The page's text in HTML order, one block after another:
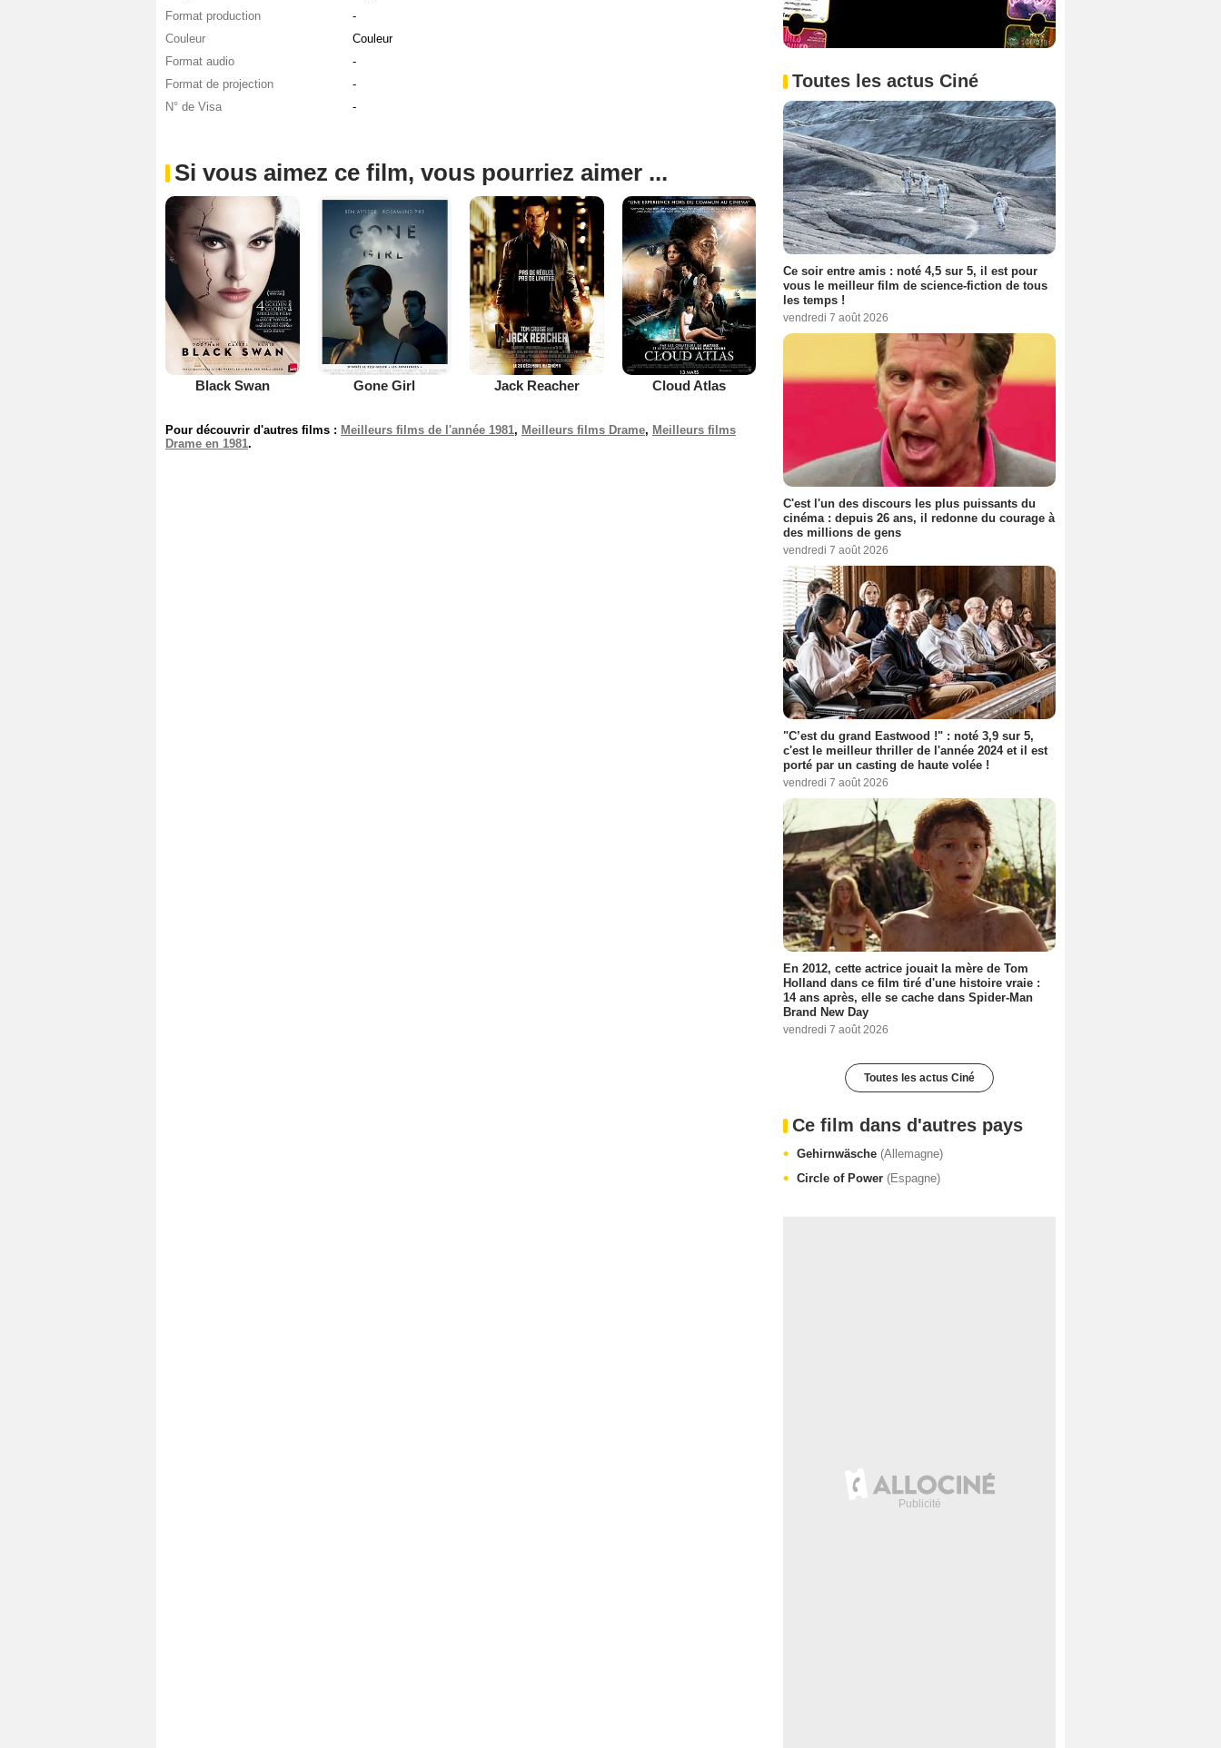
Format production
-
Couleur
Couleur
Format audio
-
Format de projection
-
N° de Visa
-
Si vous aimez ce film, vous pourriez aimer ...
Black Swan Gone Girl Jack Reacher Cloud Atlas
Pour découvrir d'autres films : Meilleurs films de l'année 1981, Meilleurs films Drame, Meilleurs films
Drame en 1981.
Toutes les actus Ciné
Ce soir entre amis : noté 4,5 sur 5, il est pour
vous le meilleur film de science-fiction de tous
les temps !
vendredi 7 août 2026
C'est l'un des discours les plus puissants du
cinéma : depuis 26 ans, il redonne du courage à
des millions de gens
vendredi 7 août 2026
"C’est du grand Eastwood !" : noté 3,9 sur 5,
c'est le meilleur thriller de l'année 2024 et il est
porté par un casting de haute volée !
vendredi 7 août 2026
En 2012, cette actrice jouait la mère de Tom
Holland dans ce film tiré d'une histoire vraie :
14 ans après, elle se cache dans Spider-Man
Brand New Day
vendredi 7 août 2026
Toutes les actus Ciné
Ce film dans d'autres pays
Gehirnwäsche (Allemagne)
Circle of Power (Espagne)